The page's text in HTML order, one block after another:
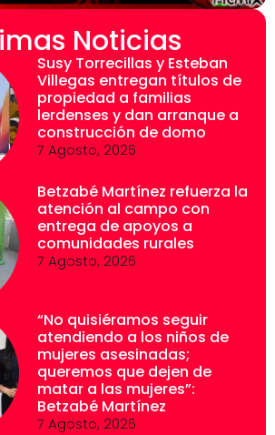
Noticias
Susy Torrecillas y Esteban
Villegas entregan títulos de
propiedad a familias
lerdenses y dan arranque a
construcción de domo
7 Agosto, 2026
Betzabé Martínez refuerza la
atención al campo con
entrega de apoyos a
comunidades rurales
7 Agosto, 2026
“No quisiéramos seguir
atendiendo a los niños de
mujeres asesinadas;
queremos que dejen de
matar a las mujeres”:
Betzabé Martínez
7 Agosto, 2026